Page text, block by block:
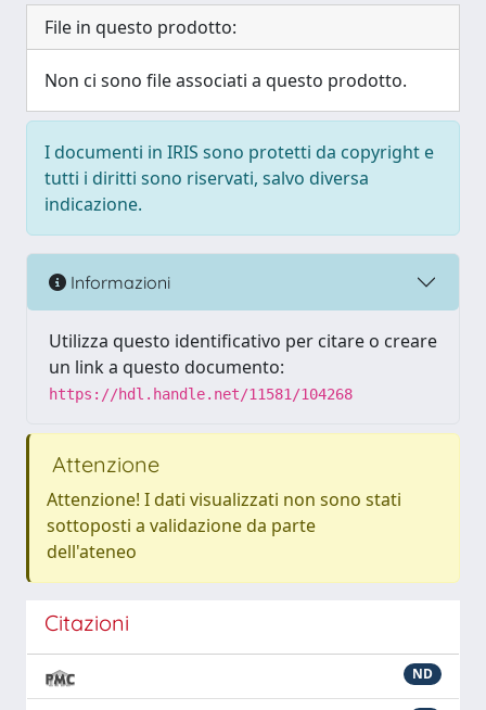
File in questo prodotto:
Non ci sono file associati a questo prodotto.
I documenti in IRIS sono protetti da copyright e
tutti i diritti sono riservati, salvo diversa
indicazione.
Informazioni
Utilizza questo identificativo per citare o creare
un link a questo documento:
https://hdl.handle.net/11581/104268
Attenzione
Attenzione! I dati visualizzati non sono stati
sottoposti a validazione da parte
dell'ateneo
Citazioni
ND